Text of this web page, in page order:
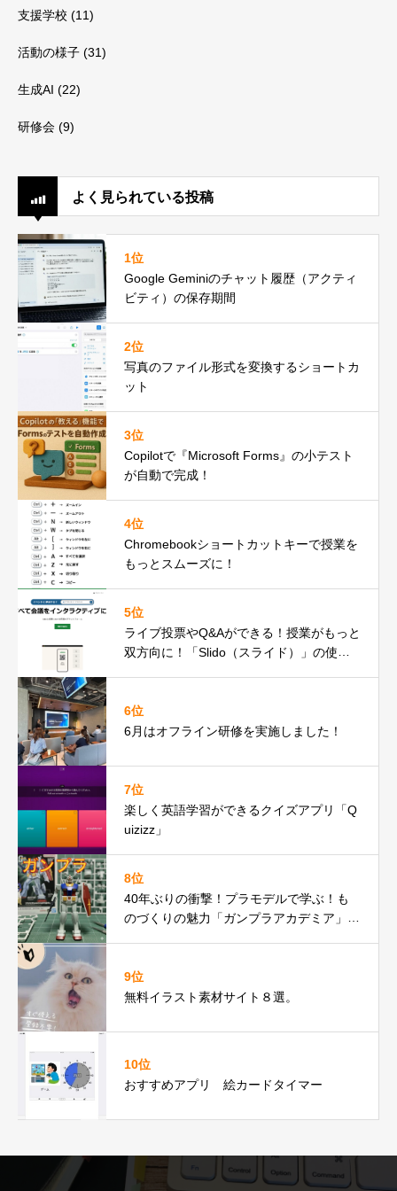
支援学校 (11)
活動の様子 (31)
生成AI (22)
研修会 (9)
よく見られている投稿
1位
Google Geminiのチャット履歴（アクティ
ビティ）の保存期間
2位
写真のファイル形式を変換するショートカ
ット
3位
Copilotで『Microsoft Forms』の小テスト
が自動で完成！
4位
Chromebookショートカットキーで授業を
もっとスムーズに！
5位
ライブ投票やQ&Aができる！授業がもっと
双方向に！「Slido（スライド）」の使い
6位
6月はオフライン研修を実施しました！
7位
楽しく英語学習ができるクイズアプリ「Q
uizizz」
8位
40年ぶりの衝撃！プラモデルで学ぶ！も
のづくりの魅力「ガンプラアカデミア」の
9位
無料イラスト素材サイト８選。
10位
おすすめアプリ 絵カードタイマー